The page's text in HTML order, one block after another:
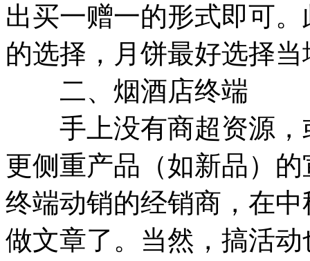
出买一赠一的形式即可
的选择，月饼最好选择
二、烟酒店终端
手上没有商超资源，
更侧重产品（如新品）
终端动销的经销商，在
做文章了。当然，搞活